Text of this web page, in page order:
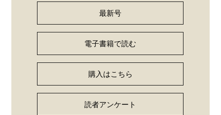
最新号
電子書籍で読む
購入はこちら
読者アンケート